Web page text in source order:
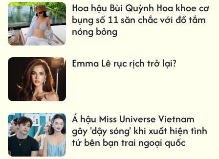
Hoa hậu Bùi Quỳnh Hoa khoe cơ
bụng số 11 săn chắc với đồ tắm
nóng bỏng
Emma Lê rục rịch trở lại?
Á hậu Miss Universe Vietnam
gây 'dậy sóng' khi xuất hiện tình
tứ bên bạn trai ngoại quốc